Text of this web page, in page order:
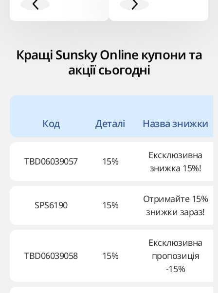
Кращі Sunsky Online купони та
акції сьогодні
Код Деталі Назва знижки
TBD06039057 15%
Ексклюзивна
знижка 15%!
SPS6190 15%
Отримайте 15%
знижки зараз!
TBD06039058 15%
Ексклюзивна
пропозиція
-15%